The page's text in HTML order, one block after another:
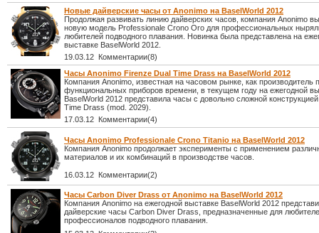
Новые дайверские часы от Anonimo на BaselWorld 2012
Продолжая развивать линию дайверских часов, компания Anonimo
новую модель Professionale Crono Oro для профессиональных
любителей подводного плавания. Новинка была представлена на
выставке BaselWorld 2012.
19.03.12 Комментарии(8)
Часы Anonimo Firenze Dual Time Drass на BaselWorld 2012
Компания Anonimo, известная на часовом рынке, как производитель
функциональных приборов времени, в текущем году на ежегодной
BaselWorld 2012 представила часы с довольно сложной
Time Drass (mod. 2029).
17.03.12 Комментарии(4)
Часы Anonimo Professionale Crono Titanio на BaselWorld 2012
Компания Anonimo продолжает эксперименты с применением
материалов и их комбинаций в производстве часов.
16.03.12 Комментарии(2)
Часы Carbon Diver Drass от Anonimo на BaselWorld 2012
Компания Anonimo на ежегодной выставке BaselWorld 2012
дайверские часы Carbon Diver Drass, предназначенные для
профессионалов подводного плавания.